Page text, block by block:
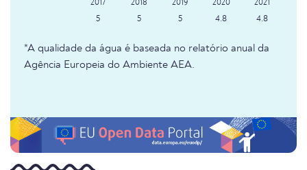
5 5 5 4.8 4.8
*A qualidade da água é baseada no relatório anual da
Agência Europeia do Ambiente AEA.